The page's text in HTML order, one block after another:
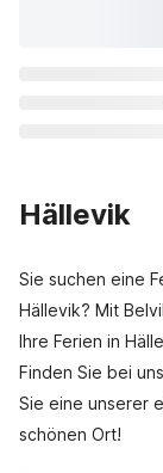
Hällevik
Sie suchen eine
Hällevik? Mit
Ihre Ferien in
Finden Sie bei
Sie eine unserer
schönen Ort!